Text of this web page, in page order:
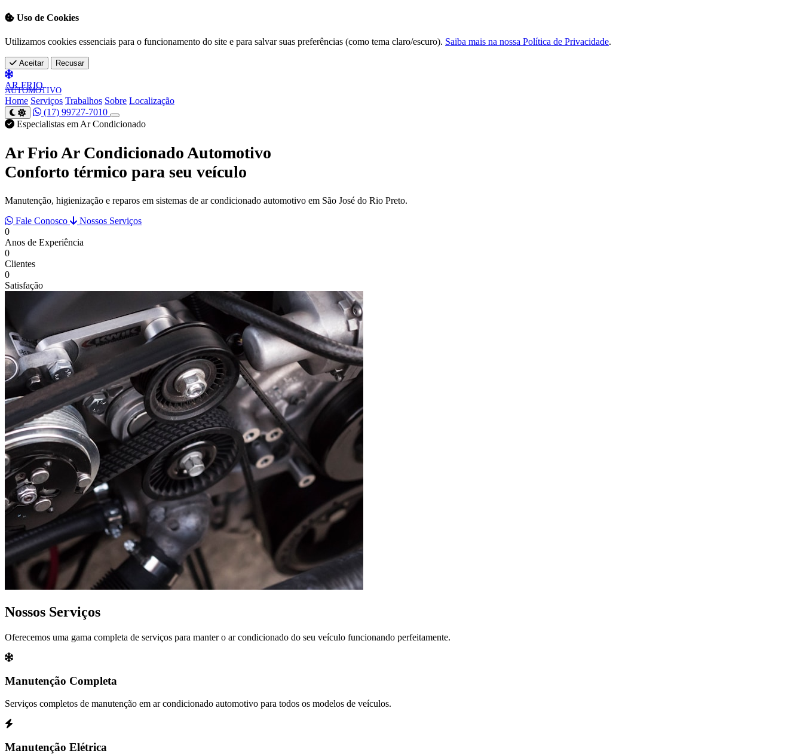
Uso de Cookies
Utilizamos cookies essenciais para o funcionamento do site e para salvar suas preferências (como tema claro/escuro). Saiba mais na nossa Política de Privacidade.
Aceitar Recusar
ARFRIO
AUTOMOTIVO
Home Serviços Trabalhos Sobre Localização
(17) 99727-7010
Especialistas em Ar Condicionado
Ar Frio Ar Condicionado Automotivo
Conforto térmico para seu veículo
Manutenção, higienização e reparos em sistemas de ar condicionado automotivo em São José do Rio Preto.
Fale Conosco
Nossos Serviços
0
Anos de Experiência
0
Clientes
0
Satisfação
Nossos Serviços
Oferecemos uma gama completa de serviços para manter o ar condicionado do seu veículo funcionando perfeitamente.
Manutenção Completa
Serviços completos de manutenção em ar condicionado automotivo para todos os modelos de veículos.
Manutenção Elétrica